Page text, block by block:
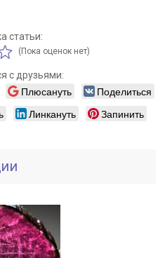
статьи:
(Пока оценок нет)
с друзьями:
Плюсануть
Поделиться
Линкануть Запинить